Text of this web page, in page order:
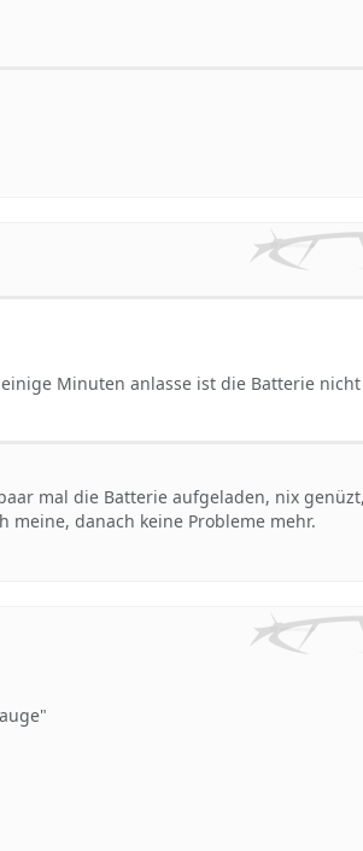
Minuten anlasse ist die Batterie nicht
mal die Batterie aufgeladen, nix
meine, danach keine Probleme mehr.